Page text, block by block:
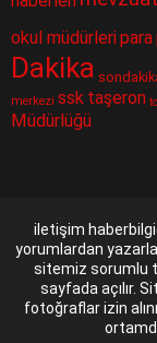
okul müdürleripara
Dakika
merkezi ssk taşeron
Müdürlüğü
iletişim
yorumlardan
sitemiz sorumlu
sayfada açılır.
fotoğraflar izin